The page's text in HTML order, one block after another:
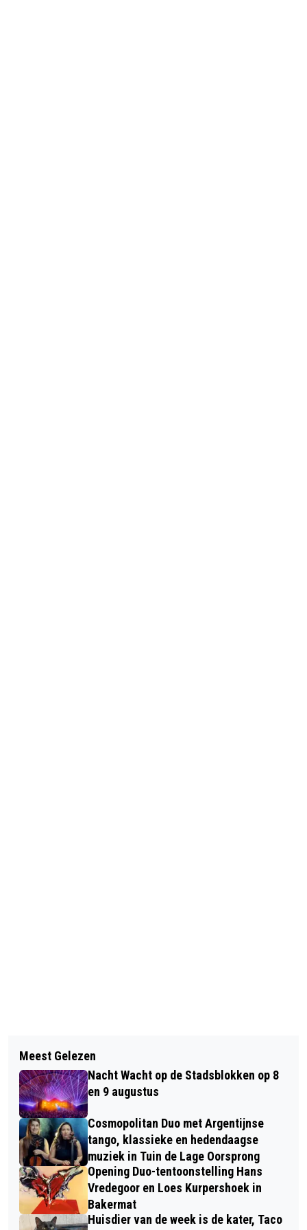
PANGEA TRAVEL WINT REISGRAAG
AWARD 2021
PROTESTEN TEGEN
STRAATINTIMIDATIE OP 11 APRIL
Meest Gelezen
Nacht Wacht op de Stadsblokken op 8
en 9 augustus
Cosmopolitan Duo met Argentijnse
tango, klassieke en hedendaagse
muziek in Tuin de Lage Oorsprong
Opening Duo-tentoonstelling Hans
Vredegoor en Loes Kurpershoek in
Bakermat
Huisdier van de week is de kater, Taco